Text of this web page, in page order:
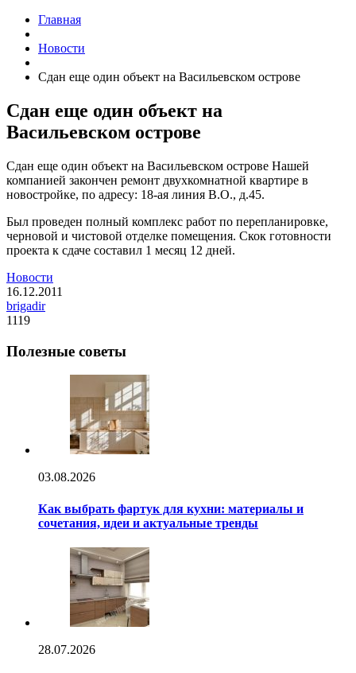
Главная
Новости
Сдан еще один объект на Васильевском острове
Сдан еще один объект на
Васильевском острове
Сдан еще один объект на Васильевском острове Нашей
компанией закончен ремонт двухкомнатной квартире в
новостройке, по адресу: 18-ая линия В.О., д.45.
Был проведен полный комплекс работ по перепланировке,
черновой и чистовой отделке помещения. Скок готовности
проекта к сдаче составил 1 месяц 12 дней.
Новости
16.12.2011
brigadir
1119
Полезные советы
03.08.2026
Как выбрать фартук для кухни: материалы и
сочетания, идеи и актуальные тренды
28.07.2026